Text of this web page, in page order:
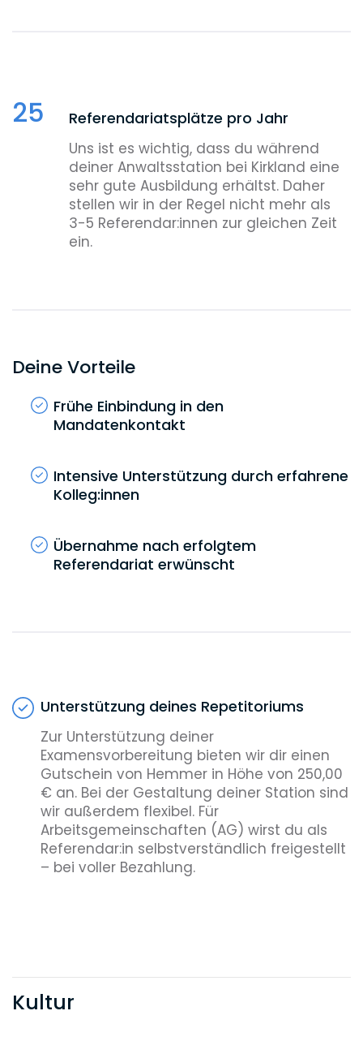
mit Top-Noten absolviert? Und möchtest
deine Karriere als Anwalt:in gemeinsam
mit uns gestalten? Dann besteht bei uns
grundsätzlich die Möglichkeit einer
anschließenden Wahlstation – auch im
Ausland.
25 Referendariatsplätze pro Jahr
Uns ist es wichtig, dass du während
deiner Anwaltsstation bei Kirkland eine
sehr gute Ausbildung erhältst. Daher
stellen wir in der Regel nicht mehr als
3-5 Referendar:innen zur gleichen Zeit
ein.
Deine Vorteile
Frühe Einbindung in den
Mandatenkontakt
Intensive Unterstützung durch erfahrene
Kolleg:innen
Übernahme nach erfolgtem
Referendariat erwünscht
Unterstützung deines Repetitoriums
Zur Unterstützung deiner
Examensvorbereitung bieten wir dir einen
Gutschein von Hemmer in Höhe von 250,00
€ an. Bei der Gestaltung deiner Station sind
wir außerdem flexibel. Für
Arbeitsgemeinschaften (AG) wirst du als
Referendar:in selbstverständlich freigestellt
– bei voller Bezahlung.
Kultur